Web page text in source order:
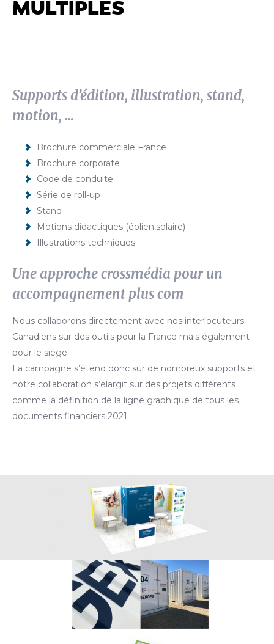
MULTIPLES
Supports d’édition, illustration, stand,
motion, …
Brochure commerciale France
Brochure corporate
Code de conduite
Série de roll-up
Stand
Motions didactiques (éolien,solaire)
Illustrations techniques
Une approche crossmédia pour un
accompagnement plus com
Nous collaborons directement avec nos interlocuteurs
Canadiens sur des outils pour la France mais également
pour le siège.
La campagne s’étend donc sur de nombreux supports et
notre collaboration s’élargit sur des projets différents
comme la définition de la ligne graphique de tous les
documents financiers 2021.